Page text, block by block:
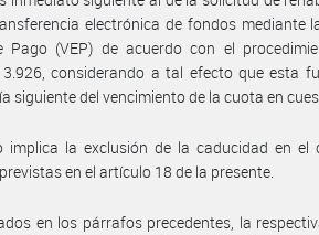
electrónica de fondos mediante
Pago (VEP) de acuerdo con el
3.926, considerando a tal efecto que esta
siguiente del vencimiento de la cuota en
implica la exclusión de la caducidad en el
en el artículo 18 de la presente.
en los párrafos precedentes, la